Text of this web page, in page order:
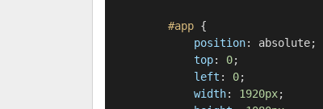
#app {
position: absolute;
top: 0;
left : 0;
width: 1920px;